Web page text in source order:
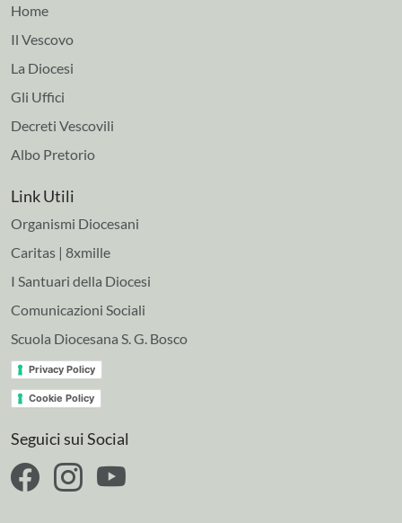
Home
Il Vescovo
La Diocesi
Gli Uffici
Decreti Vescovili
Albo Pretorio
Link Utili
Organismi Diocesani
Caritas | 8xmille
I Santuari della Diocesi
Comunicazioni Sociali
Scuola Diocesana S. G. Bosco
Privacy Policy
Cookie Policy
Seguici sui Social